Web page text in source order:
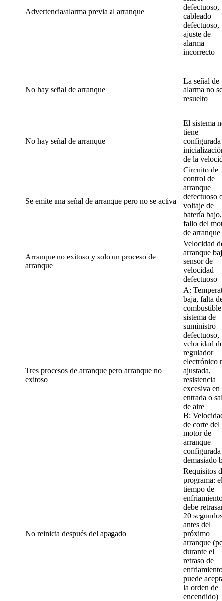
Advertencia/alarma previa al arranque
defectuoso,
cableado
defectuoso,
ajuste de
alarma
incorrecto
No hay señal de arranque
La señal de
alarma no
resuelto
No hay señal de arranque
El sistema
tiene
configurada
de la
Se emite una señal de arranque pero no se activa
Circuito de
control de
arranque
defectuoso
voltaje de
batería bajo,
fallo del
de arranque
Arranque no exitoso y solo un proceso de
arranque
Velocidad
arranque
sensor de
velocidad
defectuoso
Tres procesos de arranque pero arranque no
exitoso
A:
baja, falta
sistema de
suministro
defectuoso,
velocidad
regulador
electrónico
ajustada,
resistencia
excesiva en
entrada o
de aire
B:
de corte del
motor de
arranque
configurada
demasiado
No reinicia después del apagado
Requisitos
programa: el
tiempo de
enfriamiento
debe
20 segundos
antes del
próximo
arranque
durante el
retraso de
enfriamiento
puede
la orden de
encendido)